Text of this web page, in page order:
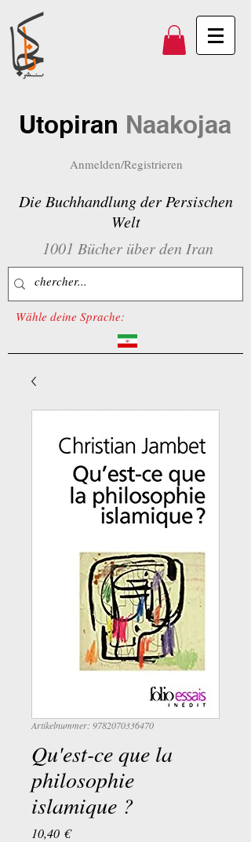
Utopiran Naakojaa
Anmelden/Registrieren
Die Buchhandlung der Persischen
Welt
1001 Bücher über den Iran
Wähle deine Sprache:
Artikelnummer: 9782070336470
Qu'est-ce que la
philosophie
islamique ?
10,40 €Preis